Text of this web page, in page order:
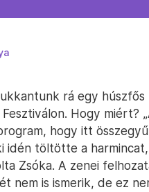
rá egy
Hogy miért?
hogy itt
idén töltötte a
Zsóka. A zenei
nem is ismerik, de ez